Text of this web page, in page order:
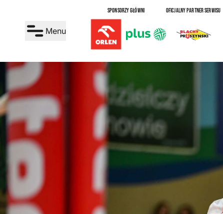
Menu
SPONSORZY GŁÓWNI OFICJALNY PARTNER SERWISU